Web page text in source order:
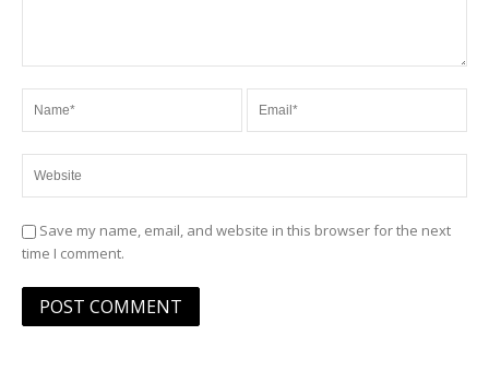
Save my name, email, and website in this browser for the next
time I comment.